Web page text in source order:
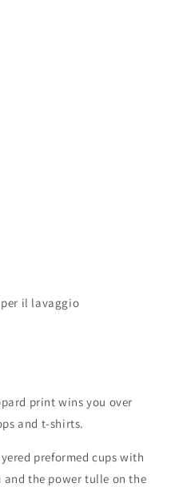
il lavaggio
print wins you over
and t-shirts.
preformed cups with
the power tulle on the